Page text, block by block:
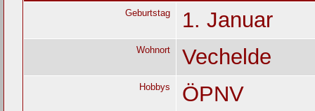
Geburtstag 1. Januar
Wohnort Vechelde
Hobbys
ÖPNV